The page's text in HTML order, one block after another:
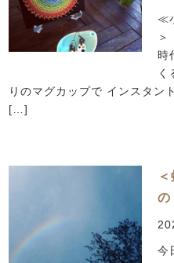
≪
時
りのマグカップで インスタン
[…]
の
今